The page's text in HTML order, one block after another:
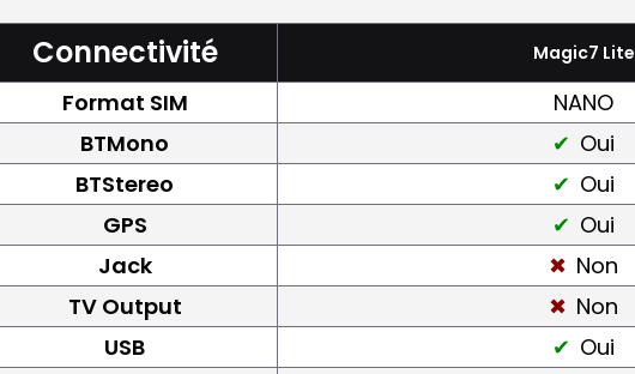
Connectivité Magic7 Lite
Format SIM
NANO
BTMono
Oui
BTStereo
Oui
GPS
Oui
Jack
Non
TV Output
Non
USB
Oui